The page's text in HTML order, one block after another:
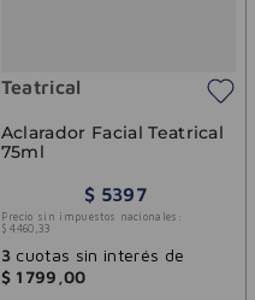
Teatrical
Aclarador Facial Teatrical
75ml
$ 5397
Precio sin impuestos nacionales:
$ 4460 ,33
3 cuotas sin interés de
$ 1799 ,00